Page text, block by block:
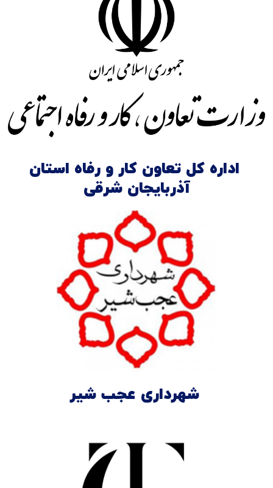
اداره کل تعاون کار و رفاه استان
آذربایجان شرقی
شهرداری عجب شیر